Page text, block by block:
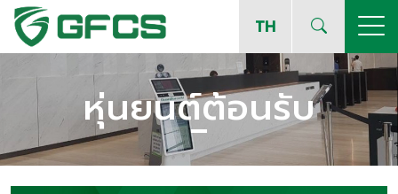
TH
หุ่นยนต์ต้อนรับ